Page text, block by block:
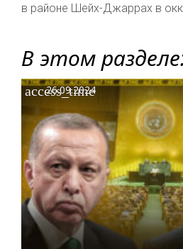
в районе Шейх-Джаррах в
В этом
access_time
26.09.2024